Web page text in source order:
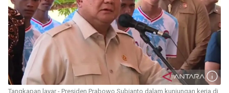
Tangkapan layar - Presiden Prabowo Subianto dalam kunjungan kerja di